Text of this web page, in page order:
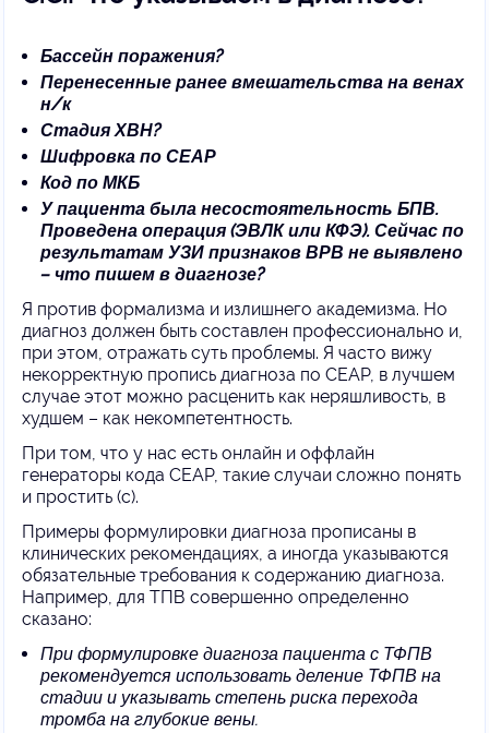
Бассейн поражения?
Перенесенные ранее вмешательства на венах
н/к
Стадия ХВН?
Шифровка по СЕАР
Код по МКБ
У пациента была несостоятельность БПВ.
Проведена операция (ЭВЛК или КФЭ). Сейчас по
результатам УЗИ признаков ВРВ не выявлено
– что пишем в диагнозе?
Я против формализма и излишнего академизма. Но
диагноз должен быть составлен профессионально и,
при этом, отражать суть проблемы. Я часто вижу
некорректную пропись диагноза по CEAP, в лучшем
случае этот можно расценить как неряшливость, в
худшем – как некомпетентность.
При том, что у нас есть онлайн и оффлайн
генераторы кода CEAP, такие случаи сложно понять
и простить (с).
Примеры формулировки диагноза прописаны в
клинических рекомендациях, а иногда указываются
обязательные требования к содержанию диагноза.
Например, для ТПВ совершенно определенно
сказано:
При формулировке диагноза пациента с ТФПВ
рекомендуется использовать деление ТФПВ на
стадии и указывать степень риска перехода
тромба на глубокие вены.